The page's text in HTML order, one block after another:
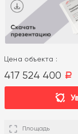
Цена объекта :
417 524 400 a
Площадь